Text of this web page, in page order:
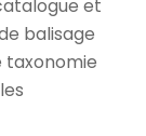
et
balisage
taxonomie